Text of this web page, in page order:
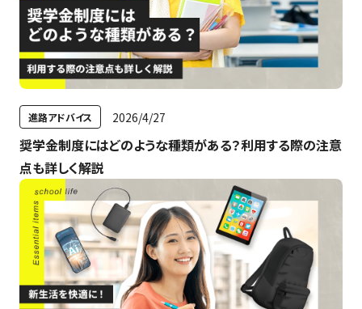
神戸電子について
最新のお知らせ
+プラスラボ
1日最大2つの学科説明＆体験授業
オープン
キャンパス
進路アドバイス
特集
神戸電子専門学校サイト
進路アドバイス 2026/4/27
奨学金制度にはどのような種類がある？利用する際の注意
点も詳しく解説